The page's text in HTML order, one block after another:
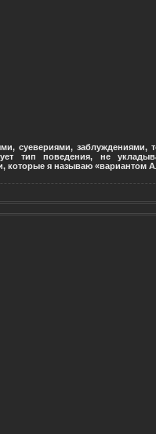
суевериями,
тип поведения, не
которые я называю «вариантом